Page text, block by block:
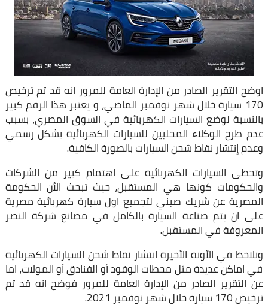
اوضح التقرير الصادر من الإدارة العامة للمرور انه قد تم ترخيص
170 سيارة خلال شهر نوفمبر الماضي، و يعتبر هذا الرقم كبير
بالنسبة لوضع السيارات الكهربائية في السوق المصري، بسبب
عدم طرح الوكلاء المحليين للسيارات الكهربائية بشكل رسمي
وعدم إنتشار نقاط شحن السيارات بالصورة الكافية.
وتحظى السيارات الكهربائية على اهتمام كبير من الشركات
والحكومات كونها هي المستقبل، حيث تبحث الأن الحكومة
المصرية عن شريك صيني لتجميع اول سيارة كهربائية مصرية
على ان يتم صناعة السيارة بالكامل في مصانع شركة النصر
المعروفة في المستقبل.
ونلاخظ في الآونة الأخيرة انتشار نقاط شحن السيارات الكهربائية
في اماكن عديدة مثل محطات الوقود أو الفنادق أو المولات، اما
عن التقرير الصادر من الإدارة العامة للمرور فوضح انه قد تم
ترخيص 170 سيارة خلال شهر نوفمبر 2021.